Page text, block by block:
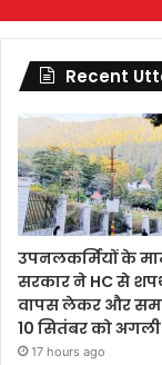
Recent
उपनलकर्मियों के
सरकार ने HC से
वापस लेकर और
10 सितंबर को
17 hours ago